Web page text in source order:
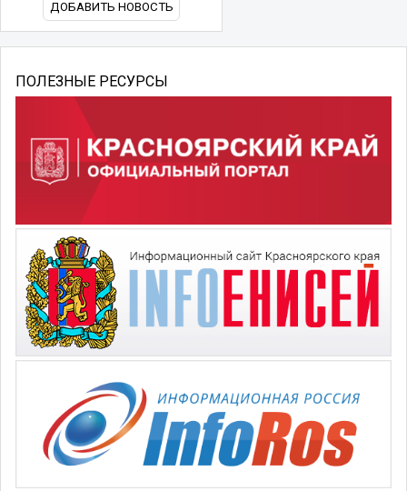
ДОБАВИТЬ НОВОСТЬ
ПОЛЕЗНЫЕ РЕСУРСЫ